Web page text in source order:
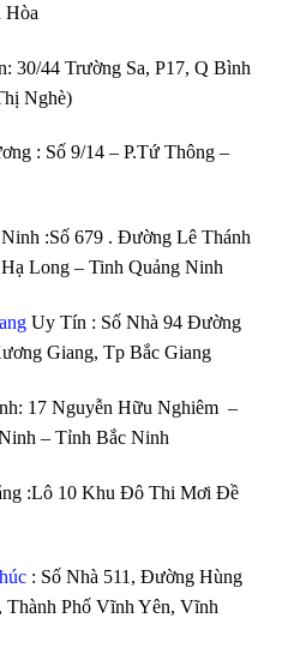
Hòa
30/44 Trường Sa, P17, Q Bình
Nghè)
: Số 9/14 – P.Tứ Thông –
:Số 679 . Đường Lê Thánh
Long – Tinh Quảng Ninh
Uy Tín : Số Nhà 94 Đường
Giang, Tp Bắc Giang
17 Nguyễn Hữu Nghiêm –
– Tỉnh Bắc Ninh
:Lô 10 Khu Đô Thi Mơi Đề
: Số Nhà 511, Đường Hùng
Phố Vĩnh Yên, Vĩnh